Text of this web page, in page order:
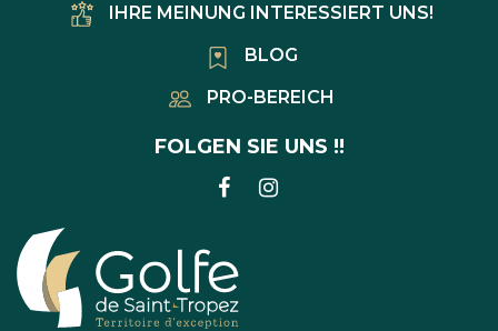
IHRE MEINUNG INTERESSIERT UNS!
BLOG
PRO-BEREICH
FOLGEN SIE UNS !!
LINK
KONTO